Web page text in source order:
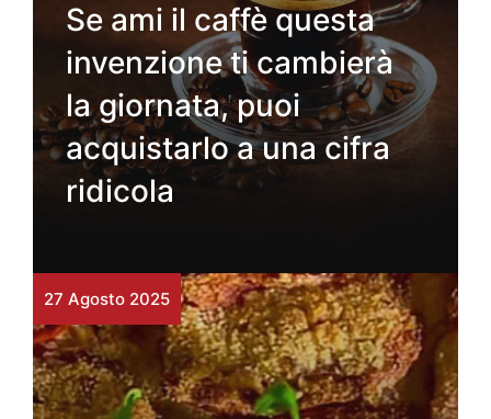
Se ami il caffè questa
invenzione ti cambierà
la giornata, puoi
acquistarlo a una cifra
ridicola
27 Agosto 2025